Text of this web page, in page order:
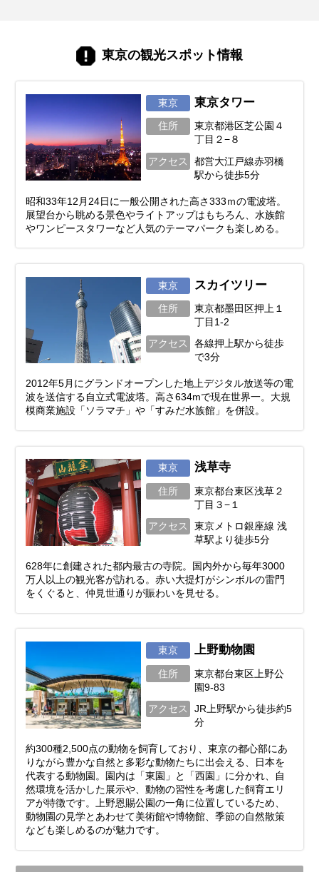
ットから、一度は訪れたい定番名所まで、
東京の魅力を存分に味わえる観光地を厳選
けてみてください。
東京の観光スポット情報
東京 東京タワー
住所
東京都港区芝公園４
丁目２−８
アクセス
都営大江戸線赤羽橋
駅から徒歩5分
昭和33年12月24日に一般公開された高さ333ｍの電波塔。
展望台から眺める景色やライトアップはもちろん、水族館
やワンピースタワーなど人気のテーマパークも楽しめる。
東京 スカイツリー
住所
東京都墨田区押上１
丁目1-2
アクセス
各線押上駅から徒歩
で3分
2012年5月にグランドオープンした地上デジタル放送等の電
波を送信する自立式電波塔。高さ634mで現在世界一。大規
模商業施設「ソラマチ」や「すみだ水族館」を併設。
東京 浅草寺
住所
東京都台東区浅草２
丁目３−１
アクセス
東京メトロ銀座線 浅
草駅より徒歩5分
628年に創建された都内最古の寺院。国内外から毎年3000
万人以上の観光客が訪れる。赤い大提灯がシンボルの雷門
をくぐると、仲見世通りが賑わいを見せる。
東京 上野動物園
住所
東京都台東区上野公
園9-83
アクセス
JR上野駅から徒歩約5
分
約300種2,500点の動物を飼育しており、東京の都心部にあ
りながら豊かな自然と多彩な動物たちに出会える、日本を
代表する動物園。園内は「東園」と「西園」に分かれ、自
然環境を活かした展示や、動物の習性を考慮した飼育エリ
アが特徴です。上野恩賜公園の一角に位置しているため、
動物園の見学とあわせて美術館や博物館、季節の自然散策
なども楽しめるのが魅力です。